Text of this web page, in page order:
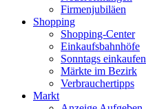
Firmenjubiläen
Shopping
Shopping-Center
Einkaufsbahnhöfe
Sonntags einkaufen
Märkte im Bezirk
Verbrauchertipps
Markt